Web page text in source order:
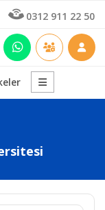
0312 911 22 50